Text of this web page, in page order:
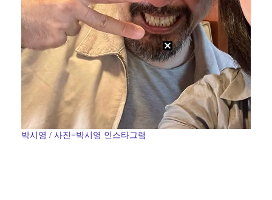
박시영 / 사진=박시영 인스타그램